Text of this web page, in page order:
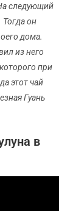
следующий
Тогда он
дома.
из него
при
этот чай
Гуань
в